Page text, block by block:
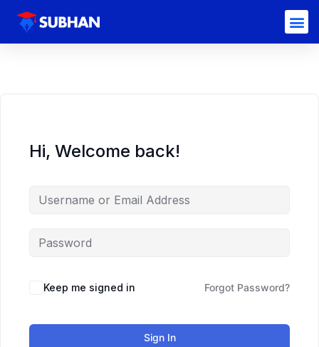
Hi, Welcome back!
Keep me signed in Forgot Password?
Sign In